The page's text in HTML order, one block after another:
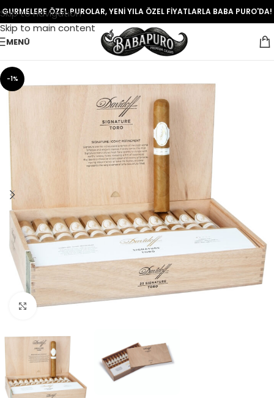
Skip to navigation
Skip to main content
GURMELERE ÖZEL PUROLAR, YENİ YILA ÖZEL FİYATLARLA BABA PURO'DA!
MENÜ
-1%
Click to enlarge